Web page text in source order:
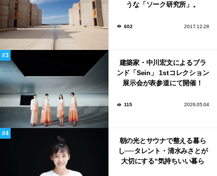
うな「ソーク研究所」。
602 2017.12.28
建築家・中川宏文によるブラ
ンド「Sein」 1stコレクション
展示会が表参道にて開催！
115 2026.05.04
朝の光とサウナで整える暮ら
し──タレント・清水みさとが
大切にする“気持ちいい暮ら